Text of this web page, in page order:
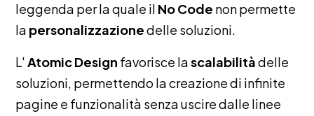
leggenda per la quale il No Code non permette
la personalizzazionedelle soluzioni.
L'Atomic Design favorisce lascalabilitàdelle
soluzioni, permettendo la creazione di infinite
pagine e funzionalità senza uscire dalle linee